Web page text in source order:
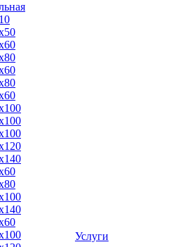
Услуги